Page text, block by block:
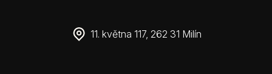
11. května 117, 262 31 Milín